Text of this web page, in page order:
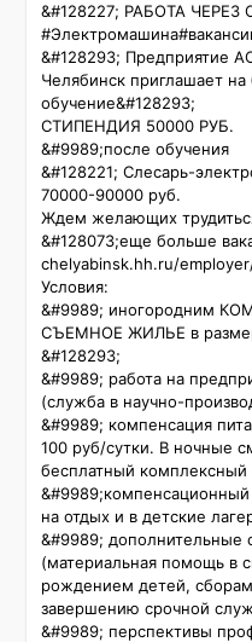
&#128227; РАБОТА ЧЕРЕЗ
&#128293; Предприятие
Челябинск приглашает на
обучение&#128293;
СТИПЕНДИЯ 50000 РУБ.
&#9989;после обучения
&#128221; Слесарь-
70000-90000 руб.
Ждем желающих
&#128073;еще больше
chelyabinsk.hh.ru/
Условия:
&#9989; иногородним
СЪЕМНОЕ ЖИЛЬЕ в
&#128293;
&#9989; работа на
(служба в научно-
&#9989; компенсация
100 руб/сутки. В ночные
бесплатный комплексный
на отдых и в детские
&#9989; дополнительные
(материальная помощь в
рождением детей,
завершению срочной
&#9989; перспективы